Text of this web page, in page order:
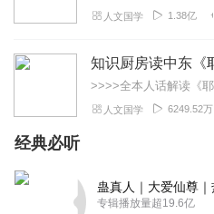
人文国学 1.38亿
人文国学 6249.52万
经典必听
专辑播放量超19.6亿